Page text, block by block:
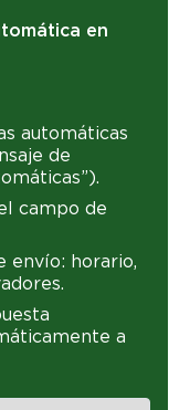
en
automáticas
de
campo de
envío: horario,
a